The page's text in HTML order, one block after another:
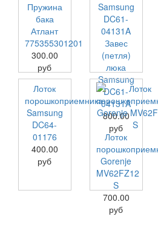
Пружина
бака
Атлант
775355301201
300.00
руб
Завес
(петля)
люка
Samsung
DC61-
04131A
800.00
руб
Лоток
порошкоприемника
Samsung
DC64-
01176
400.00
руб
Лоток
Gorenje
MV62FZ12
S
700.00
руб